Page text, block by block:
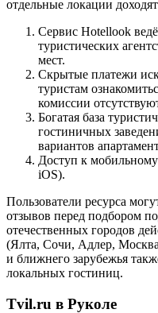
отдельные локации
Сервис Hotellook
туристических
мест.
Скрытые платежи
туристам
комиссии
Богатая база
гостиничных
вариантов
Доступ к
iOS).
Пользователи ресурса
отзывов перед подбором
отечественных городов
(Ялта, Сочи, Адлер,
и ближнего зарубежья
локальных гостиниц.
Tvil.ru в Руколе